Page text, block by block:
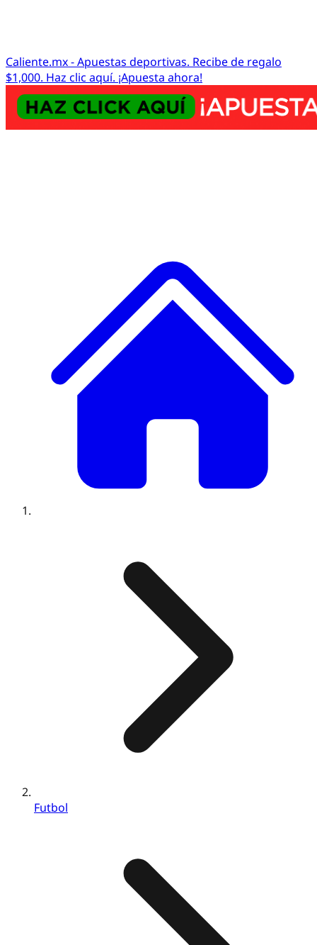
Caliente.mx - Apuestas deportivas. Recibe de regalo
$1,000. Haz clic aquí. ¡Apuesta ahora!
Futbol